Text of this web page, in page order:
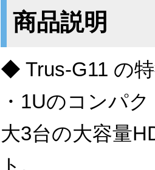
商品説明
◆ Trus-G11 の
・1Uのコンパ
大3台の大容量
ト.